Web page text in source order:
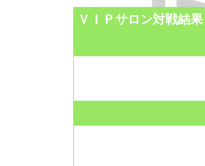
ＶＩＰサロン対戦結果